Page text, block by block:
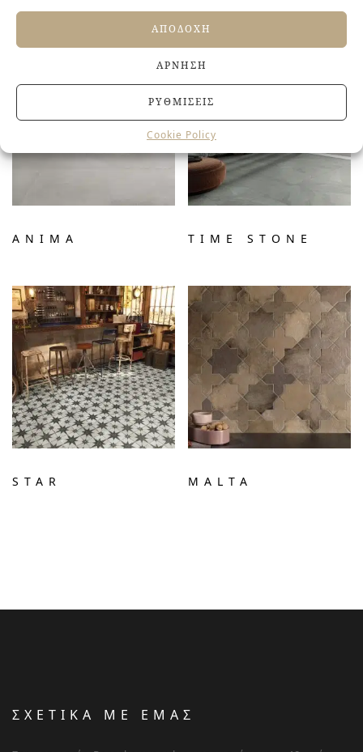
ΑΠΟΔΟΧΉ
ΆΡΝΗΣΗ
ΡΥΘΜΊΣΕΙΣ
Cookie Policy
ΣΧΕΤΙΚΆ ΠΡΟΪΌΝΤΑ
ANIMA TIME STONE
STAR MALTA
ΣΧΕΤΙΚΑ ΜΕ ΕΜΑΣ